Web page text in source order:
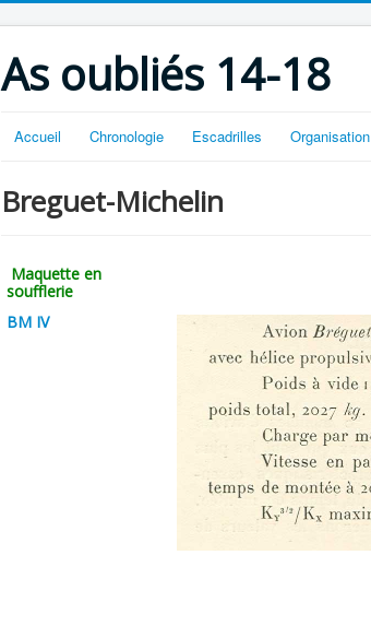
As oubliés 14-18
Accueil Chronologie Escadrilles Organisation
Breguet-Michelin
Maquette en
soufflerie
BM IV